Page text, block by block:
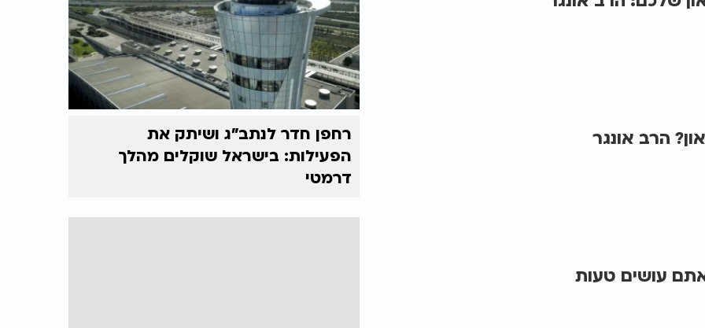
הרב אונגר
עושים טעות
רחפן חדר לנתב"ג ושיתק את
הפעילות: בישראל שוקלים מהלך
דרמטי